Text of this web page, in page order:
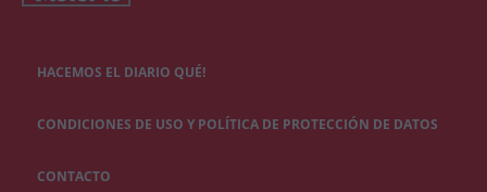
HACEMOS EL DIARIO QUÉ!
CONDICIONES DE USO Y POLÍTICA DE PROTECCIÓN DE DATOS
CONTACTO